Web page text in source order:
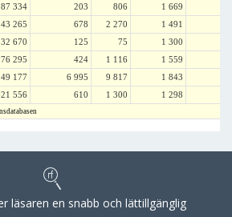
334 203 806
1 669
265 678 2 270
1 491
670 125 75
1 300
295 424 1 116
1 559
177 6 995 9 817 1 843
556 610 1 300 1 298
läsaren en snabb och lättillgänglig